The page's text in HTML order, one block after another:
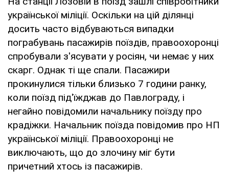
української міліції. Оскільки на цій ділянці
досить часто відбуваються випадки
пограбувань пасажирів поїздів, правоохоронці
спробували з'ясувати у росіян, чи немає у них
скарг. Однак ті ще спали. Пасажири
прокинулися тільки близько 7 години ранку,
коли поїзд під'їжджав до Павлограду, і
негайно повідомили начальнику поїзду про
крадіжки. Начальник поїзда повідомив про НП
української міліції. Правоохоронці не
виключають, що до злочину міг бути
причетний хтось із пасажирів.